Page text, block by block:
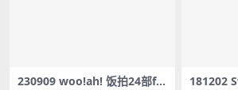
230909 woo!ah! 饭拍24部fa
181202